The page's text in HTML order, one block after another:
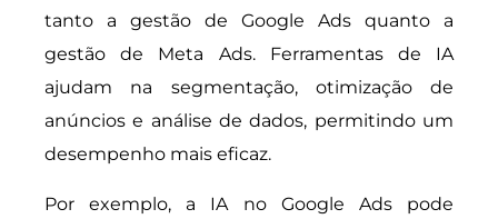
tanto a gestão de Google Ads quanto a
gestão de Meta Ads. Ferramentas de IA
ajudam na segmentação, otimização de
anúncios e análise de dados, permitindo um
desempenho mais eficaz.
Por exemplo, a IA no Google Ads pode